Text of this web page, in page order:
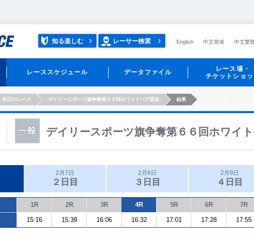
知る楽しむ レーサー検索 English 中文简体 中文繁
レーススケジュール データファイル
レース場・
チケットショ
本日のレース デイリースポーツ旗争奪第６６回ホワイトベア競走 結果
デイリースポーツ旗争奪第６６回ホワイ
2月7日
２日目
2月8日
３日目
2月9日
４日目
1R 2R 3R 4R 5R 6R 7R
15:16 15:39 16:06 16:32 17:01 17:28 17:55